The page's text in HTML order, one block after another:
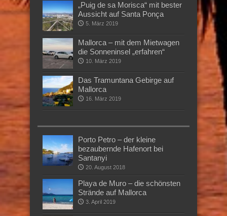
„Puig de sa Morisca“ mit bester
Aussicht auf Santa Ponça
5. März 2019
Mallorca – mit dem Mietwagen
die Sonneninsel „erfahren“
10. März 2019
Das Tramuntana Gebirge auf
Mallorca
16. März 2019
Porto Petro – der kleine
bezaubernde Hafenort bei
Santanyi
20. August 2018
Playa de Muro – die schönsten
Strände auf Mallorca
3. April 2019